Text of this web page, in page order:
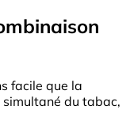
facile que la
du tabac,